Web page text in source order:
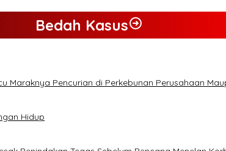
Bedah Kasus
Maraknya Pencurian di Perkebunan Perusahaan
Hidup